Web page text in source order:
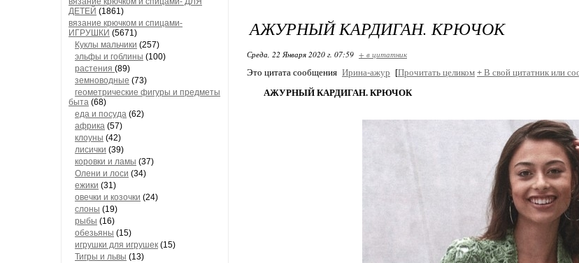
ДЕТЕЙ (1861)
вязание крючком и спицами-
ИГРУШКИ (5671)
Куклы мальчики (257)
эльфы и гоблины (100)
растения (89)
земноводные (73)
геометрические фигуры и предметы
быта (68)
еда и посуда (62)
африка (57)
клоуны (42)
лисички (39)
коровки и ламы (37)
Олени и лоси (34)
ежики (31)
овечки и козочки (24)
слоны (19)
рыбы (16)
обезьяны (15)
игрушки для игрушек (15)
Тигры и львы (13)
АЖУРНЫЙ КАРДИГАН. КРЮЧОК
Среда, 22 Января 2020 г. 07:59 + в цитатник
Это цитата сообщения Ирина-ажур [Прочитать целиком + В свой цитатник или
АЖУРНЫЙ КАРДИГАН. КРЮЧОК